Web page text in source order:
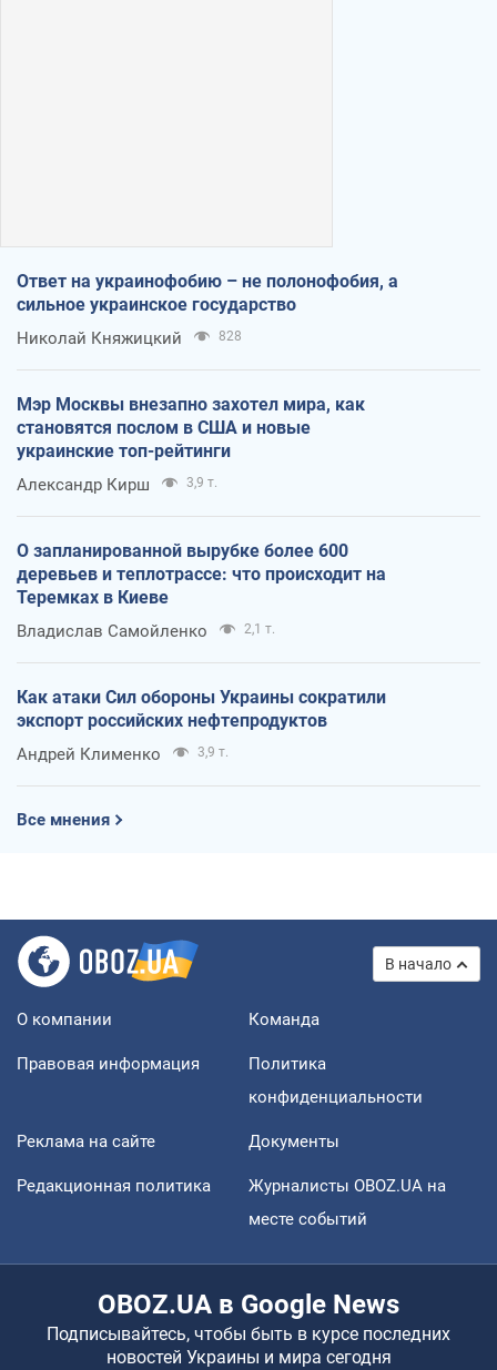
Ответ на украинофобию – не полонофобия, а
сильное украинское государство
Николай Княжицкий 828
Мэр Москвы внезапно захотел мира, как
становятся послом в США и новые
украинские топ-рейтинги
Александр Кирш 3,9 т.
О запланированной вырубке более 600
деревьев и теплотрассе: что происходит на
Теремках в Киеве
Владислав Самойленко 2,1 т.
Как атаки Сил обороны Украины сократили
экспорт российских нефтепродуктов
Андрей Клименко 3,9 т.
Все мнения
В начало
О компании Команда
Правовая информация
Политика
конфиденциальности
Реклама на сайте Документы
Редакционная политика
Журналисты OBOZ.UA на
месте событий
OBOZ.UA в Google News
Подписывайтесь, чтобы быть в курсе последних
новостей Украины и мира сегодня